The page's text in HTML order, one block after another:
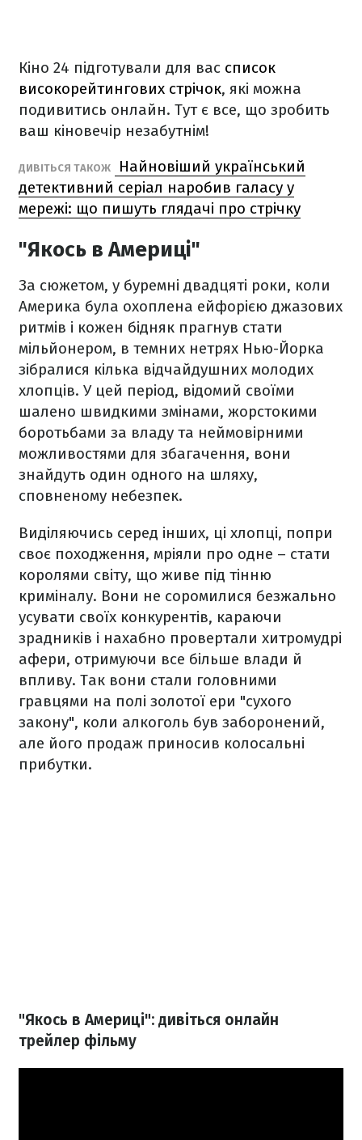
Кіно 24 підготували для вас список
високорейтингових стрічок, які можна
подивитись онлайн. Тут є все, що зробить
ваш кіновечір незабутнім!
ДИВІТЬСЯ ТАКОЖ
Найновіший український
детективний серіал наробив галасу у
мережі: що пишуть глядачі про стрічку
"Якось в Америці"
За сюжетом, у буремні двадцяті роки, коли
Америка була охоплена ейфорією джазових
ритмів і кожен бідняк прагнув стати
мільйонером, в темних нетрях Нью-Йорка
зібралися кілька відчайдушних молодих
хлопців. У цей період, відомий своїми
шалено швидкими змінами, жорстокими
боротьбами за владу та неймовірними
можливостями для збагачення, вони
знайдуть один одного на шляху,
сповненому небезпек.
Виділяючись серед інших, ці хлопці, попри
своє походження, мріяли про одне – стати
королями світу, що живе під тінню
криміналу. Вони не соромилися безжально
усувати своїх конкурентів, караючи
зрадників і нахабно провертали хитромудрі
афери, отримуючи все більше влади й
впливу. Так вони стали головними
гравцями на полі золотої ери "сухого
закону", коли алкоголь був заборонений,
але його продаж приносив колосальні
прибутки.
"Якось в Америці": дивіться онлайн
трейлер фільму